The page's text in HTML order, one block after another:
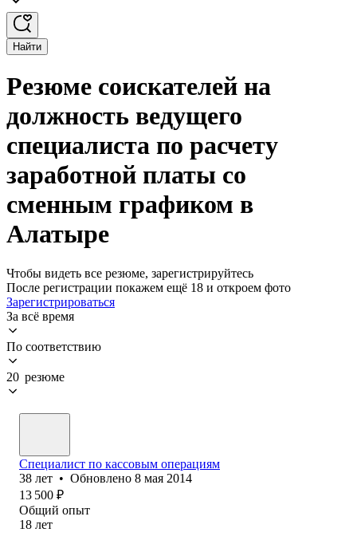
Найти
Резюме соискателей на
должность ведущего
специалиста по расчету
заработной платы со
сменным графиком в
Алатыре
Чтобы видеть все резюме, зарегистрируйтесь
После регистрации покажем ещё 18 и откроем фото
Зарегистрироваться
За всё время
По соответствию
20 резюме
Специалист по кассовым операциям
38 лет • Обновлено 8 мая 2014
13 500 ₽
Общий опыт
18 лет